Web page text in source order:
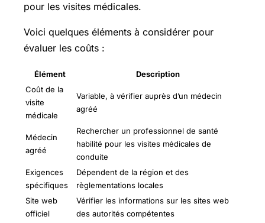
pour les visites médicales.
Voici quelques éléments à considérer pour
évaluer les coûts :
Élément
Description
Coût de la
visite
médicale
Variable, à vérifier auprès d’un médecin
agréé
Médecin
agréé
Rechercher un professionnel de santé
habilité pour les visites médicales de
conduite
Exigences
spécifiques
Dépendent de la région et des
règlementations locales
Site web
officiel
Vérifier les informations sur les sites web
des autorités compétentes